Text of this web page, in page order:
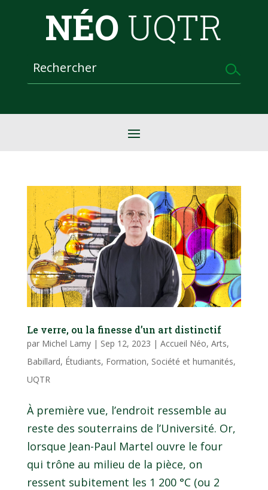
NÉO UQTR
Le verre, ou la finesse d’un art distinctif
par Michel Lamy| Sep 12, 2023 | Accueil Néo, Arts,
Babillard, Étudiants, Formation, Société et humanités,
UQTR
À première vue, l’endroit ressemble au
reste des souterrains de l’Université. Or,
lorsque Jean-Paul Martel ouvre le four
qui trône au milieu de la pièce, on
ressent subitement les 1 200 °C (ou 2